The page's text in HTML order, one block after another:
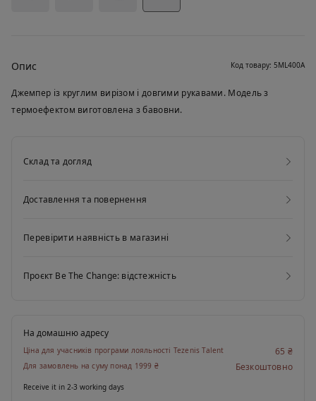
Опис Код товару: 5ML400A
Джемпер із круглим вирізом і довгими рукавами. Модель з
термоефектом виготовлена з бавовни.
Склад та догляд
Доставлення та повернення
Перевірити наявність в магазині
Проєкт Be The Change: відстежність
На домашню адресу
Ціна для учасників програми лояльності Tezenis Talent 65 ₴
Для замовлень на суму понад 1999 ₴ Безкоштовно
Receive it in 2-3 working days